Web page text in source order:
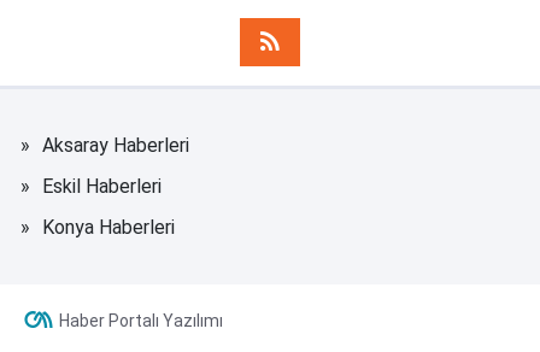
Aksaray Haberleri
Eskil Haberleri
Konya Haberleri
Haber Portalı Yazılımı